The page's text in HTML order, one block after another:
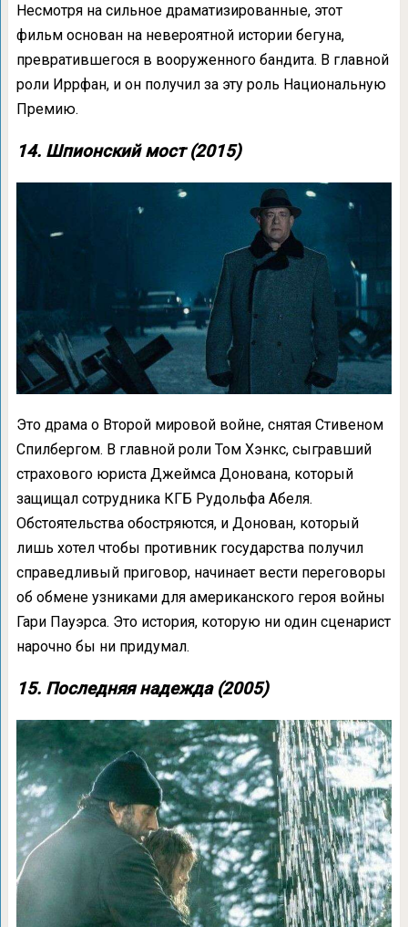
Несмотря на сильное драматизированные, этот
фильм основан на невероятной истории бегуна,
превратившегося в вооруженного бандита. В главной
роли Иррфан, и он получил за эту роль Национальную
Премию.
14. Шпионский мост (2015)
Это драма о Второй мировой войне, снятая Стивеном
Спилбергом. В главной роли Том Хэнкс, сыгравший
страхового юриста Джеймса Донована, который
защищал сотрудника КГБ Рудольфа Абеля.
Обстоятельства обостряются, и Донован, который
лишь хотел чтобы противник государства получил
справедливый приговор, начинает вести переговоры
об обмене узниками для американского героя войны
Гари Пауэрса. Это история, которую ни один сценарист
нарочно бы ни придумал.
15. Последняя надежда (2005)